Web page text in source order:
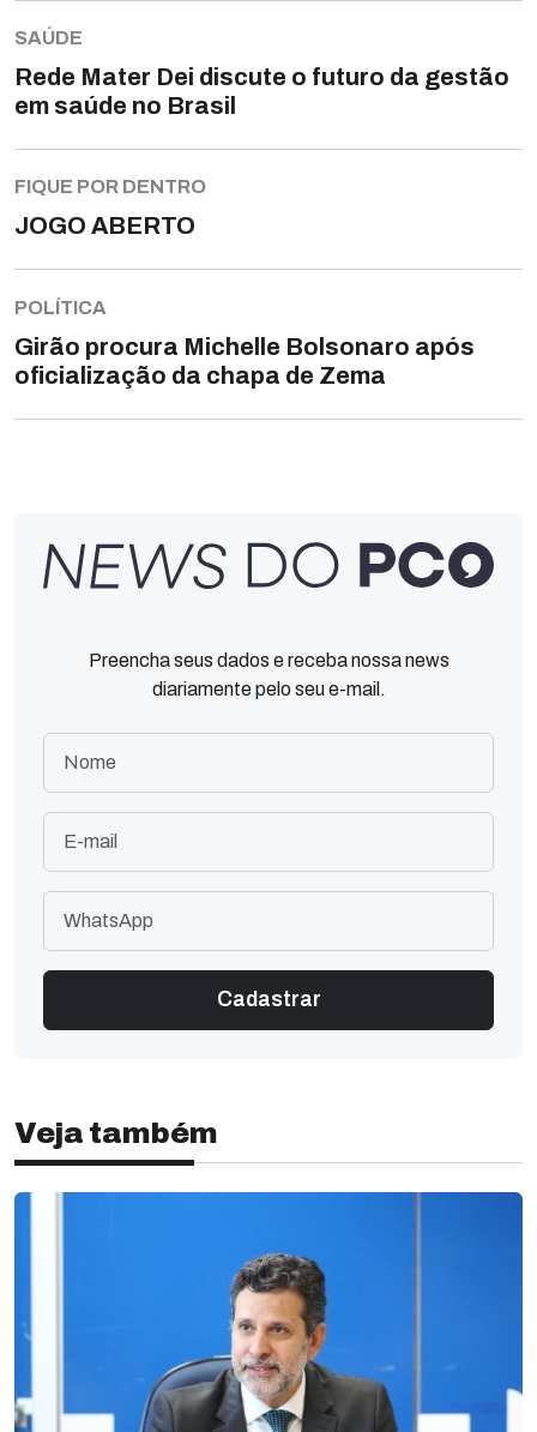
SAÚDE
Rede Mater Dei discute o futuro da gestão
em saúde no Brasil
FIQUE POR DENTRO
JOGO ABERTO
POLÍTICA
Girão procura Michelle Bolsonaro após
oficialização da chapa de Zema
Preencha seus dados e receba nossa news
diariamente pelo seu e-mail.
Veja também